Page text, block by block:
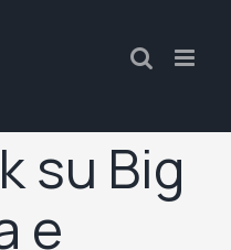
su Big
e